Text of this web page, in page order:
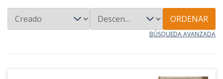
ORDENAR
BÚSQUEDA AVANZADA